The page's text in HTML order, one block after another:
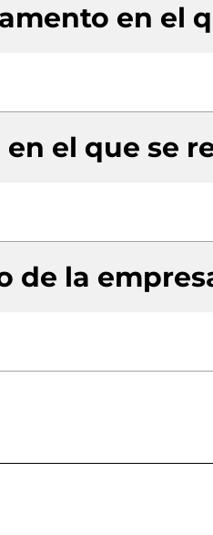
en el
el que se
de la